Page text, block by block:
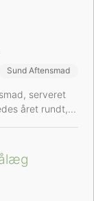
Sund Aftensmad
serveret
året rundt,...